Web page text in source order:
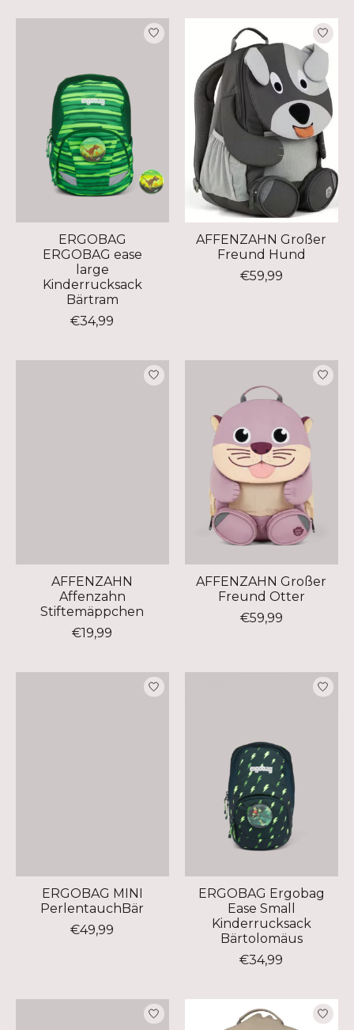
ERGOBAG
ERGOBAG ease
large
Kinderrucksack
Bärtram
€34,99
AFFENZAHN Großer
Freund Hund
€59,99
AFFENZAHN
Affenzahn
Stiftemäppchen
€19,99
AFFENZAHN Großer
Freund Otter
€59,99
ERGOBAG MINI
PerlentauchBär
€49,99
ERGOBAG Ergobag
Ease Small
Kinderrucksack
Bärtolomäus
€34,99